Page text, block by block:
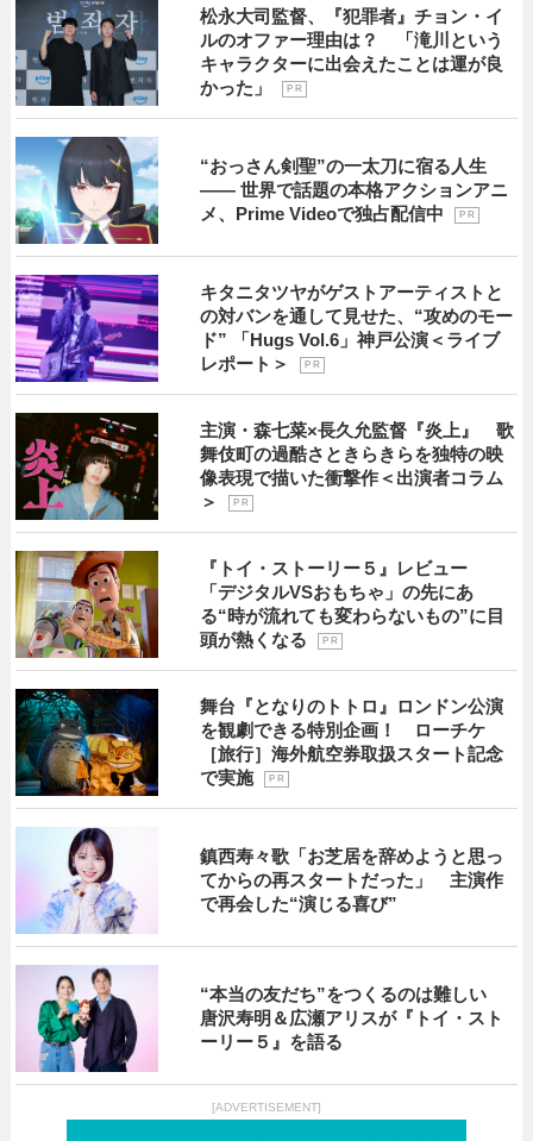
松永大司監督、『犯罪者』チョン・イ
ルのオファー理由は？ 「滝川という
キャラクターに出会えたことは運が良
かった」
P R
“おっさん剣聖”の一太刀に宿る人生
―― 世界で話題の本格アクションアニ
メ、Prime Videoで独占配信中
P R
キタニタツヤがゲストアーティストと
の対バンを通して見せた、“攻めのモー
ド” 「Hugs Vol.6」神戸公演＜ライブ
レポート＞
P R
主演・森七菜×長久允監督『炎上』 歌
舞伎町の過酷さときらきらを独特の映
像表現で描いた衝撃作＜出演者コラム
＞
P R
『トイ・ストーリー５』レビュー
「デジタルVSおもちゃ」の先にあ
る“時が流れても変わらないもの”に目
頭が熱くなる
P R
舞台『となりのトトロ』ロンドン公演
を観劇できる特別企画！ ローチケ
［旅行］海外航空券取扱スタート記念
で実施
P R
鎮西寿々歌「お芝居を辞めようと思っ
てからの再スタートだった」 主演作
で再会した“演じる喜び”
“本当の友だち”をつくるのは難しい
唐沢寿明＆広瀬アリスが『トイ・スト
ーリー５』を語る
[ADVERTISEMENT]